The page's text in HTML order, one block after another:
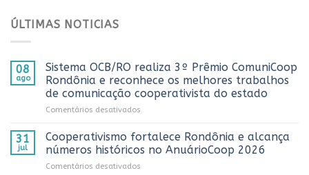
ÚLTIMAS NOTICIAS
08
ago
Sistema OCB/RO realiza 3º Prêmio ComuniCoop
Rondônia e reconhece os melhores trabalhos
de comunicação cooperativista do estado
Comentários desativados
OCB/RO
3º
31
jul
Cooperativismo fortalece Rondônia e alcança
números históricos no AnuárioCoop 2026
Comentários desativados